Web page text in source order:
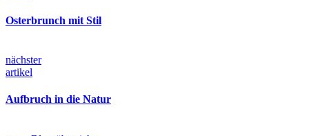
Osterbrunch mit Stil
nächster
artikel
Aufbruch in die Natur